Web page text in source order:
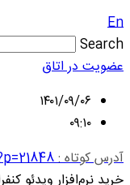
En
Search
عضویت در اتاق
۱۴۰۱/۰۹/۰۶
۰۹:۱۰
آدرس کوتاه :
خرید نرم‌افزار ویدئو